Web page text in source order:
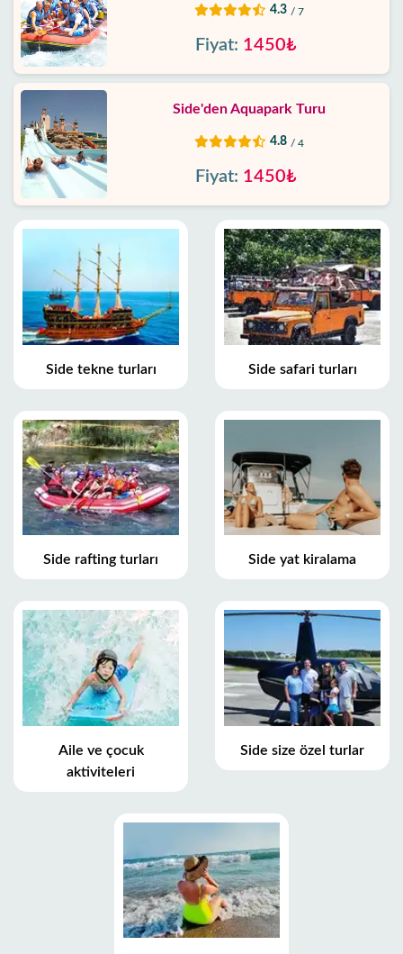
4.3 / 7
Fiyat: 1450₺
Side'den Aquapark Turu
4.8 / 4
Fiyat: 1450₺
Side tekne turları Side safari turları
Side rafting turları Side yat kiralama
Aile ve çocuk
aktiviteleri
Side size özel turlar